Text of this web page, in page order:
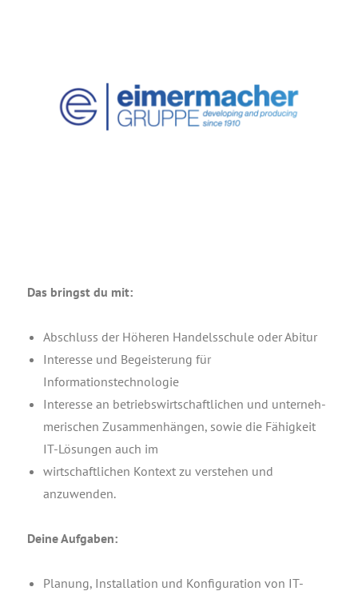
Das bringst du mit:
Abschluss der Höhe­ren Han­dels­schu­le oder Abitur
Inter­es­se und Begeis­te­rung für
Informationstechnologie
Inter­es­se an betriebs­wirt­schaft­li­chen und unter­neh­
me­ri­schen Zusam­men­hän­gen, sowie die Fähig­keit
IT-Lösun­gen auch im
wirt­schaft­li­chen Kon­text zu ver­ste­hen und
anzuwenden.
Dei­ne Aufgaben:
Pla­nung, Instal­la­ti­on und Kon­fi­gu­ra­ti­on von IT-